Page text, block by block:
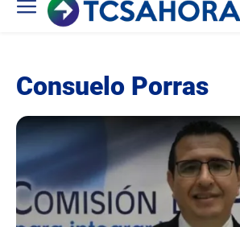
Consuelo Porras